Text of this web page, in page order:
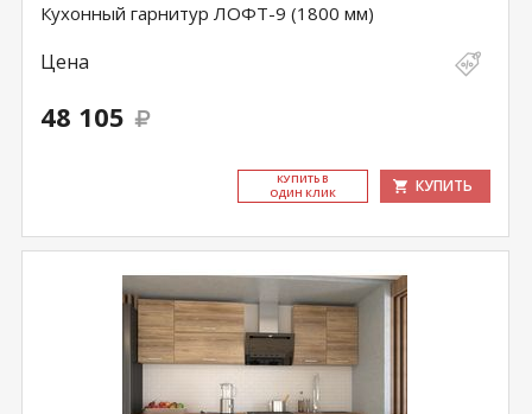
Кухонный гарнитур ЛОФТ-9 (1800 мм)
Цена
48 105
КУ­ПИТЬ В
ОДИН КЛИК
КУПИТЬ